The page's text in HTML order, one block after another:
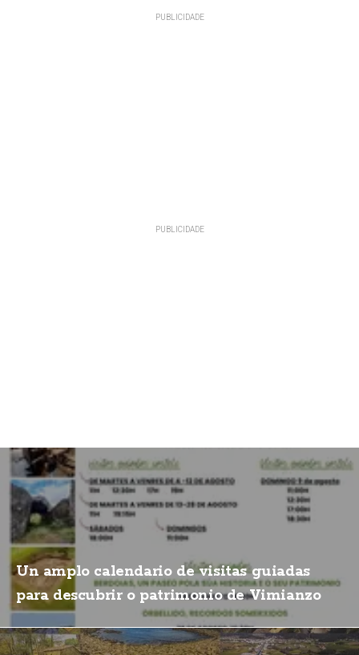
Un amplo calendario de visitas guiadas
para descubrir o patrimonio de Vimianzo